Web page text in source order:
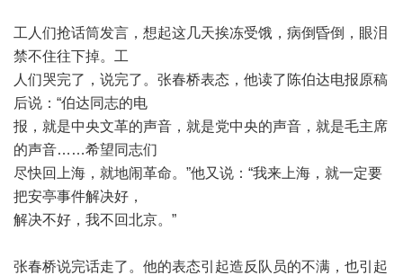
工人们抢话筒发言，想起这几天挨冻受饿，病倒昏倒，眼泪
禁不住往下掉。工
人们哭完了，说完了。张春桥表态，他读了陈伯达电报原稿
后说： “伯达同志的电
报，就是中央文革的声音，就是党中央的声音，就是毛主席
的声音……希望同志们
尽快回上海，就地闹革命。 ”他又说： “我来上海，就一定要
把安亭事件解决好，
解决不好，我不回北京。 ”
张春桥说完话走了。他的表态引起造反队员的不满，也引起